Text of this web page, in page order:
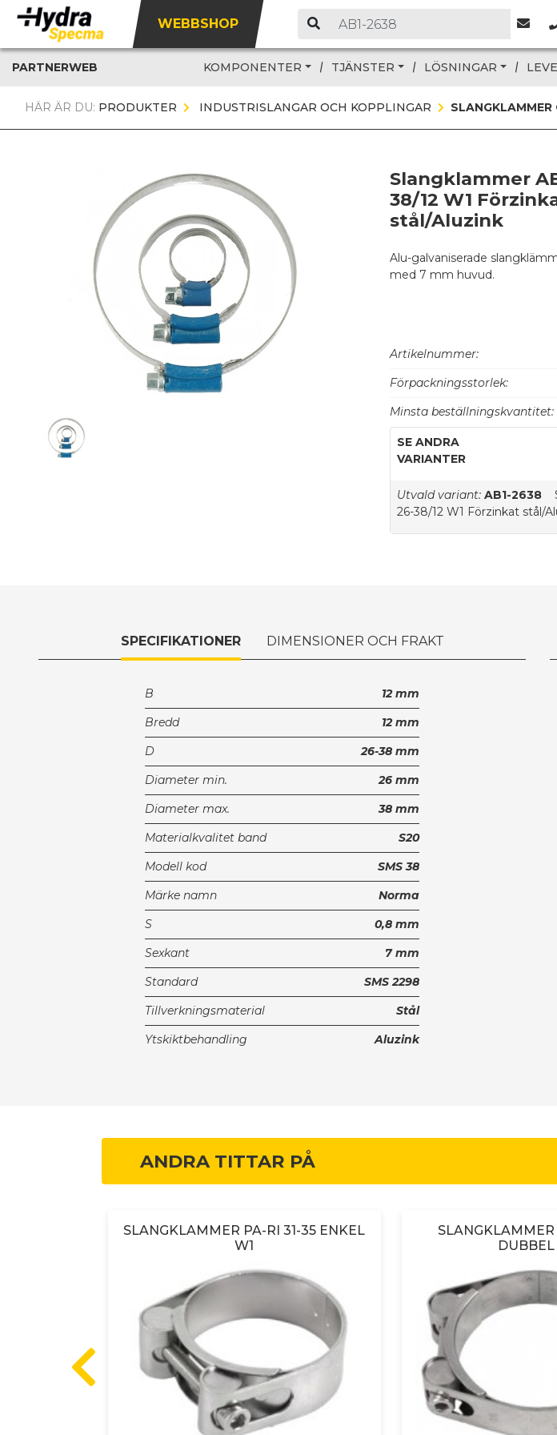
WEBBSHOP
PARTNERWEB KOMPONENTER TJÄNSTER LÖSNINGAR
HÄR ÄR DU: PRODUKTER INDUSTRISLANGAR OCH KOPPLINGAR
Slangklammer
38/12 W1
stål/Aluzink
Alu-galvaniserade
med 7 mm huvud.
Artikelnummer:
Förpackningsstorlek:
Minsta beställningskvantitet:
SE ANDRA
VARIANTER
Utvald variant: AB1-2638
26-38/12 W1 Förzinkat stål/
SPECIFIKATIONER DIMENSIONER OCH FRAKT
B
12 mm
Bredd
12 mm
D
26-38 mm
Diameter min.
26 mm
Diameter max.
38 mm
Materialkvalitet band
S20
Modell kod
SMS 38
Märke namn
Norma
S
0,8 mm
Sexkant
7 mm
Standard
SMS 2298
Tillverkningsmaterial
Stål
Ytskiktbehandling
Aluzink
ANDRA TITTAR PÅ
SLANGKLAMMER PA-RI 31-35 ENKEL
W1
DUBBEL